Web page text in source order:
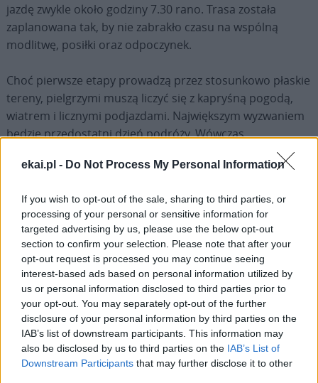
ekai.pl - Do Not Process My Personal Information
If you wish to opt-out of the sale, sharing to third parties, or
processing of your personal or sensitive information for
targeted advertising by us, please use the below opt-out
section to confirm your selection. Please note that after your
opt-out request is processed you may continue seeing
interest-based ads based on personal information utilized by
us or personal information disclosed to third parties prior to
your opt-out. You may separately opt-out of the further
disclosure of your personal information by third parties on the
IAB’s list of downstream participants. This information may
also be disclosed by us to third parties on the IAB’s List of
Downstream Participants that may further disclose it to other
jazdę zwykle około godziny 7.30 rano. Trasa została
zaplanowana tak, by nie zabrakło czasu na wspólną
modlitwę, posiłki oraz odpoczynek.
Choć pierwsze etapy prowadzą przez stosunkowo płaskie
tereny, pielgrzymi muszą liczyć się z kapryśną pogodą,
wiatrem i licznymi podjazdami. Największym wyzwaniem
będzie przedostatni dzień podróży. Wówczas
przewyższenia przekroczą 2000 metrów, a wymagający
górski etap stanie się prawdziwym sprawdzianem
O bezpieczeństwo uczestników zadbano jeszcze przed
wyjazdem. Rowerzyści poruszają się w kaskach i przy
otwartym ruchu drogowym. Cennych wskazówek udzielił
im były zawodowy kolarz Przemysław Niemiec,
pochodzący z pobliskich Pisarzowic. Podczas spotkania
zwracał uwagę przede wszystkim na systematyczne
nawadnianie organizmu, właściwe odżywianie oraz
zachowanie zasad bezpieczeństwa na trasie. Jak
podkreślał, nawet najlepiej przygotowany organizm